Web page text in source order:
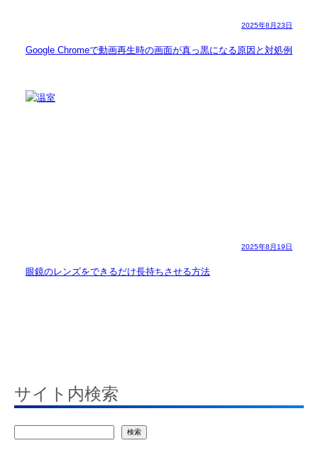
2025年8月23日
Google Chromeで動画再生時の画面が真っ黒になる原因と対処例
2025年8月19日
眼鏡のレンズをできるだけ長持ちさせる方法
サイト内検索
検索